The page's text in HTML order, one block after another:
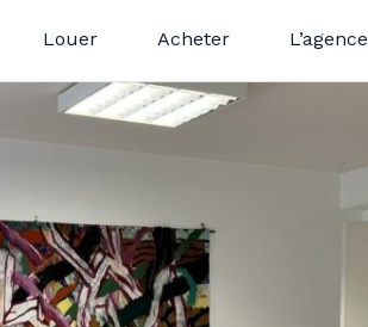
Louer Acheter L’agence